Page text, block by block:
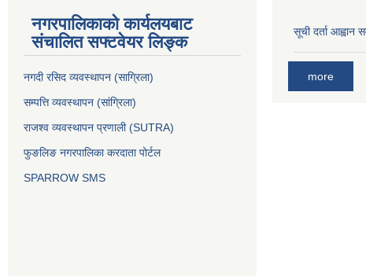
नगरपालिकाको कार्यलयबाट
संचालित सफ्टवेयर लिङ्क
नगदी रसिद व्यवस्थापन (साग्रिला)
सम्पत्ति व्यवस्थापन (सांग्रिला)
राजश्व व्यवस्थापन प्रणाली (SUTRA)
फुङलिङ नगरपालिका करदाता पोर्टल
SPARROW SMS
सूची दर्ता आह्वान
more